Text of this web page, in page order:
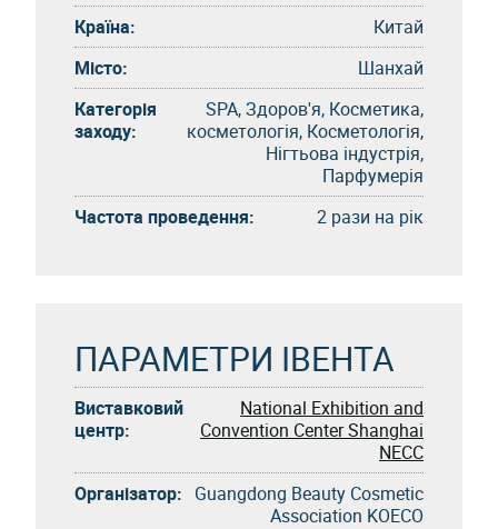
Країна:
Китай
Місто:
Шанхай
Категорія
заходу:
SPA, Здоров'я, Косметика,
косметологія, Косметологія,
Нігтьова індустрія,
Парфумерія
Частота проведення:
2 рази на рік
ПАРАМЕТРИ ІВЕНТА
Виставковий
центр:
National Exhibition and
Convention Center Shanghai
NECC
Організатор: Guangdong Beauty Cosmetic
Association KOECO